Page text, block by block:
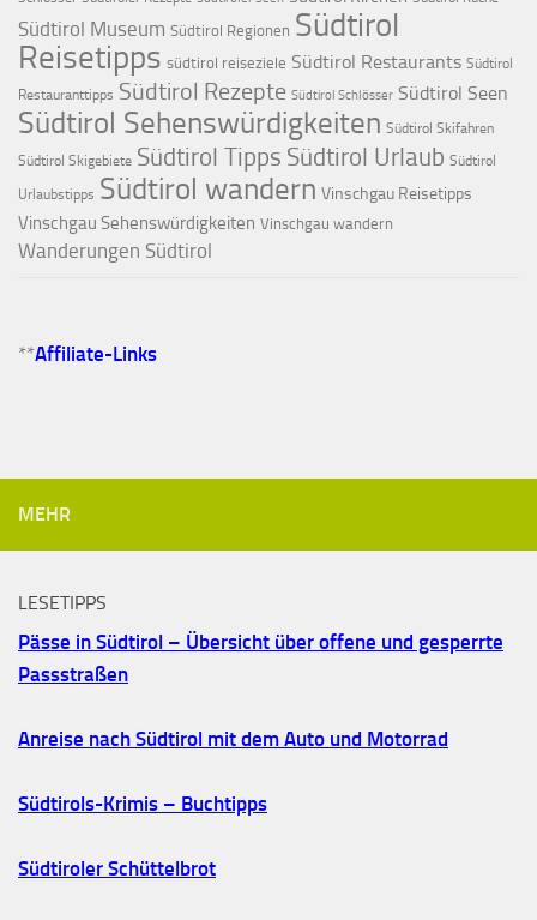
Südtirol Museum Südtirol Regionen Südtirol
Reisetipps südtirol reiseziele Südtirol Restaurants Südtirol
Restauranttipps Südtirol Rezepte Südtirol Schlösser Südtirol Seen
Südtirol Sehenswürdigkeiten Südtirol Skifahren
Südtirol Skigebiete Südtirol Tipps Südtirol Urlaub Südtirol
Urlaubstipps Südtirol wandern Vinschgau Reisetipps
Vinschgau Sehenswürdigkeiten Vinschgau wandern
Wanderungen Südtirol
**Affiliate-Links
MEHR
LESETIPPS
Pässe in Südtirol – Übersicht über offene und gesperrte
Passstraßen
Anreise nach Südtirol mit dem Auto und Motorrad
Südtirols-Krimis – Buchtipps
Südtiroler Schüttelbrot